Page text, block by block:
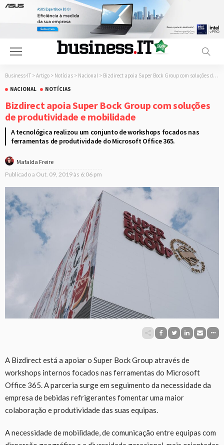
Business-IT > Artigo > Notícias > Nacional > Bizdirect apoia Super Bock Group com soluções de produtividade e mobilidade
NACIONAL
NOTÍCIAS
Bizdirect apoia Super Bock Group com soluções
de produtividade e mobilidade
A tecnológica realizou um conjunto de workshops focados nas
ferramentas de produtividade do Microsoft Office 365.
Mafalda Freire
Publicado a Out. 09, 2019 às 6:06 pm
A Bizdirect está a apoiar o Super Bock Group através de
workshops internos focados nas ferramentas do Microsoft
Office 365. A parceria surge em seguimento da necessidade da
empresa de bebidas refrigerantes fomentar uma maior
colaboração e produtividade das suas equipas.
A necessidade de mobilidade, de comunicação entre equipas com